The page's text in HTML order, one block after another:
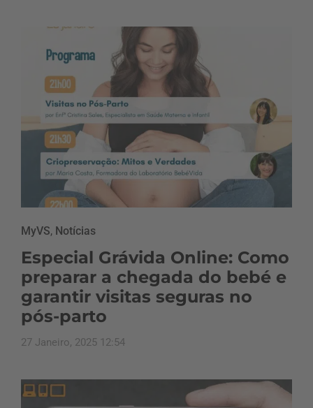
MyVS, Notícias
Especial Grávida Online: Como
preparar a chegada do bebé e
garantir visitas seguras no
pós-parto
27 Janeiro, 2025 12:54